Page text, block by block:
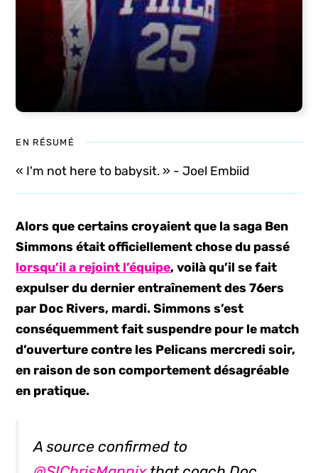
EN RÉSUMÉ
« I'm not here to babysit. » - Joel Embiid
Alors que certains croyaient que la saga Ben
Simmons était officiellement chose du passé
lorsqu’il a rejoint l’équipe, voilà qu’il se fait
expulser du dernier entraînement des 76ers
par Doc Rivers, mardi. Simmons s’est
conséquemment fait suspendre pour le match
d’ouverture contre les Pelicans mercredi soir,
en raison de son comportement désagréable
en pratique.
A source confirmed to